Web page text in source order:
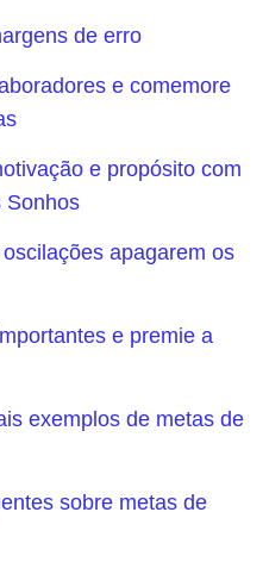
de erro
e comemore
e propósito com
Sonhos
apagarem os
e premie a
exemplos de metas de
sobre metas de